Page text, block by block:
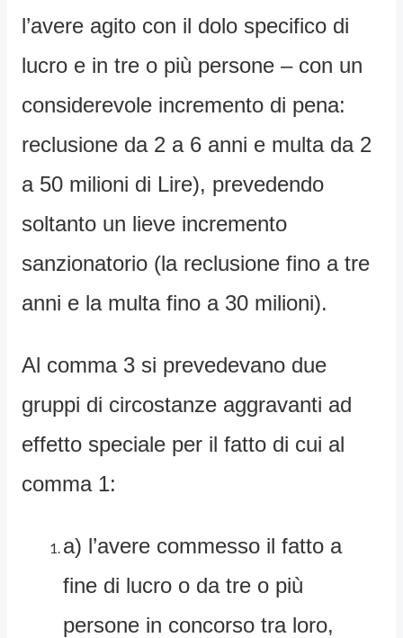
l’avere agito con il dolo specifico di
lucro e in tre o più persone – con un
considerevole incremento di pena:
reclusione da 2 a 6 anni e multa da 2
a 50 milioni di Lire), prevedendo
soltanto un lieve incremento
sanzionatorio (la reclusione fino a tre
anni e la multa fino a 30 milioni).
Al comma 3 si prevedevano due
gruppi di circostanze aggravanti ad
effetto speciale per il fatto di cui al
comma 1:
a) l’avere commesso il fatto a
fine di lucro o da tre o più
persone in concorso tra loro,